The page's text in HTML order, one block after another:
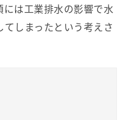
は工業排水の影響で水
しまったという考えさ